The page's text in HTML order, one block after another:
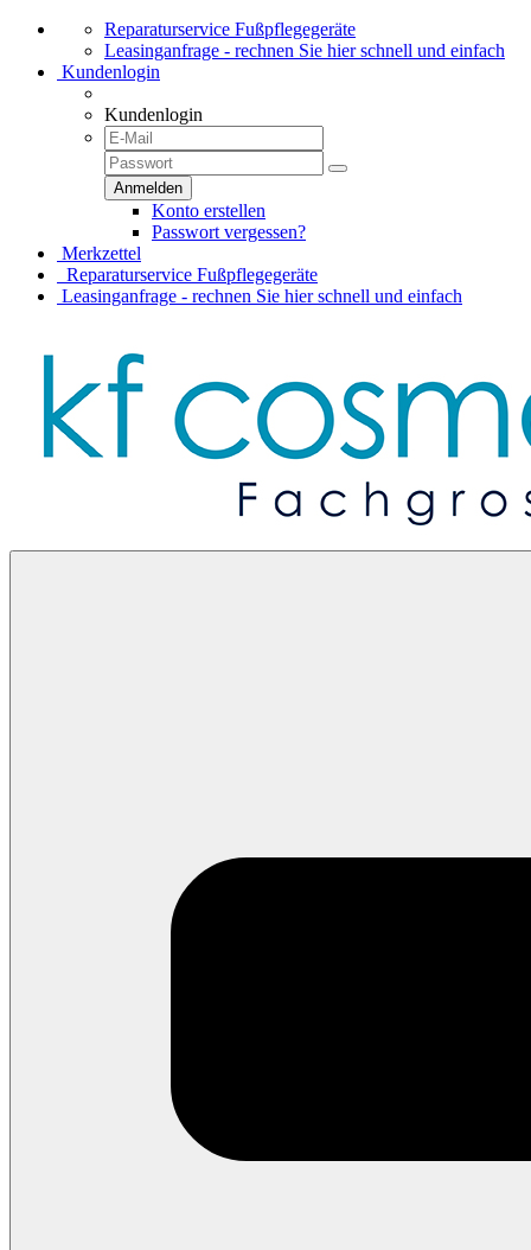
Reparaturservice Fußpflegegeräte
Leasinganfrage - rechnen Sie hier schnell und einfach
Kundenlogin
Kundenlogin
Konto erstellen
Passwort vergessen?
Merkzettel
Reparaturservice Fußpflegegeräte
Leasinganfrage - rechnen Sie hier schnell und einfach